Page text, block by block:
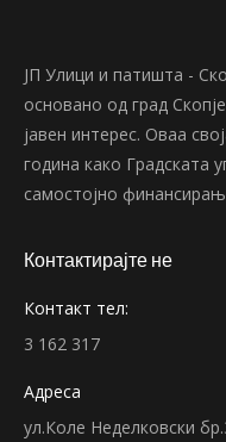
ЈП Улици и патишта -
основано од град
јавен интерес. Оваа
година како Градската
самостојно
Контактирајте не
Контакт тел:
3 162 317
Адреса
ул.Коле Неделковски